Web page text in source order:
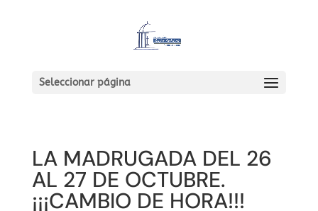
Seleccionar página
LA MADRUGADA DEL 26
AL 27 DE OCTUBRE.
¡¡¡CAMBIO DE HORA!!!